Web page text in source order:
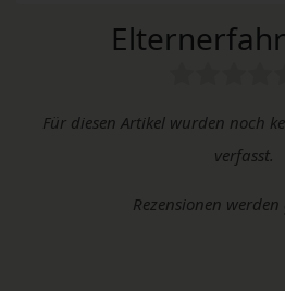
Für diesen Artikel wurden noch
verfasst.
Rezensionen